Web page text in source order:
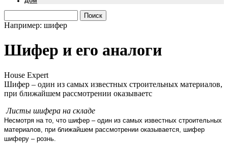
Например: шифер
Шифер и его аналоги
House Expert
Шифер – один из самых известных строительных материалов,
при ближайшем рассмотрении оказываетс
Листы шифера на складе
Несмотря на то, что шифер – один из самых известных строительных
материалов, при ближайшем рассмотрении оказывается, шифер
шиферу – рознь.